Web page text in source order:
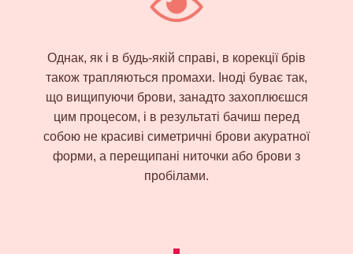
Однак, як і в будь-якій справі, в корекції брів
також трапляються промахи. Іноді буває так,
що вищипуючи брови, занадто захоплюєшся
цим процесом, і в результаті бачиш перед
собою не красиві симетричні брови акуратної
форми, а перещипані ниточки або брови з
пробілами.